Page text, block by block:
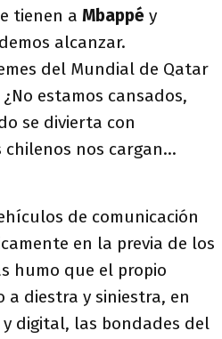
tienen a Mbappé y
alcanzar.
del Mundial de Qatar
estamos cansados,
se divierta con
chilenos nos cargan…
de comunicación
en la previa de los
humo que el propio
a diestra y siniestra, en
y digital, las bondades del